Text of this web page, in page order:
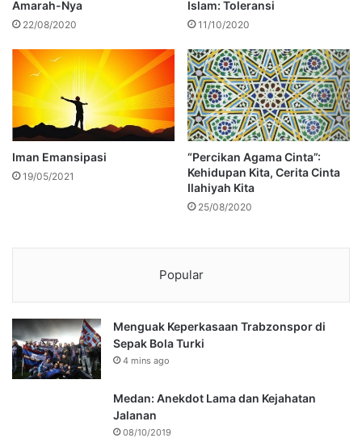
Amarah-Nya
22/08/2020
Islam: Toleransi
11/10/2020
Iman Emansipasi
19/05/2021
“Percikan Agama Cinta”:
Kehidupan Kita, Cerita Cinta
Ilahiyah Kita
25/08/2020
Popular
Menguak Keperkasaan Trabzonspor di
Sepak Bola Turki
4 mins ago
Medan: Anekdot Lama dan Kejahatan
Jalanan
08/10/2019